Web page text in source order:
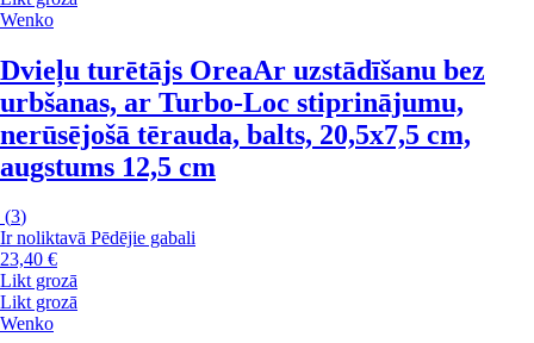
Wenko
Dvieļu turētājs OreaAr uzstādīšanu bez
urbšanas, ar Turbo-Loc stiprinājumu,
nerūsējošā tērauda, balts, 20,5x7,5 cm,
augstums 12,5 cm
(3)
Ir noliktavā Pēdējie gabali
23,40 €
Likt grozā
Likt grozā
Wenko